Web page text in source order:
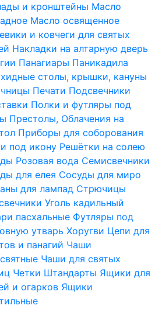
и кронштейны Масло
Масло освященное
и ковчеги для святых
Накладки на алтарную дверь
Панагиары Паникадила
столы, крышки, кануны
Печати Подсвечники
Полки и футляры под
Престолы, Облачения на
Приборы для соборования
под икону Решётки на солею
Розовая вода Семисвечники
для елея Сосуды для миро
для лампад Стрючицы
Уголь кадильный
пасхальные Футляры под
утварь Хоругви Цепи для
и панагий Чаши
Чаши для святых
Четки Штандарты Ящики для
и огарков Ящики